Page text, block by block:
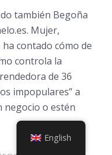
también Begoña
Mujer,
contado cómo de
controla la
de 36
impopulares” a
negocio o estén
English